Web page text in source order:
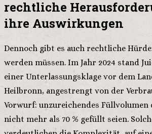
rechtliche
ihre Auswirkungen
Dennoch gibt es auch rechtliche
werden müssen. Im Jahr 2024 stand
einer Unterlassungsklage vor dem
Heilbronn, angestrengt von der
Vorwurf: unzureichendes
nicht mehr als 70 % gefüllt seien.